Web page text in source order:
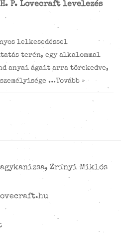
H. P. Lovecraft levelezés
lelkesedéssel
terén, egy alkalommal
anyai ágait arra törekedve,
…Tovább »
Zrínyi Miklós